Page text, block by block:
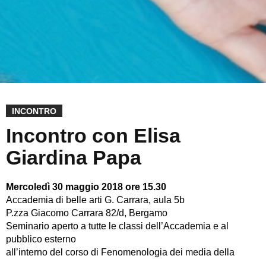
INCONTRO
Incontro con Elisa
Giardina Papa
Mercoledì 30 maggio 2018 ore 15.30
Accademia di belle arti G. Carrara, aula 5b
P.zza Giacomo Carrara 82/d, Bergamo
Seminario aperto a tutte le classi dell’Accademia e al
pubblico esterno
all’interno del corso di Fenomenologia dei media della